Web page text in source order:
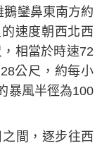
鑾鼻東南方約
速度朝西北西
相當於時速72
公尺，約每小
暴風半徑為100
間，逐步往西